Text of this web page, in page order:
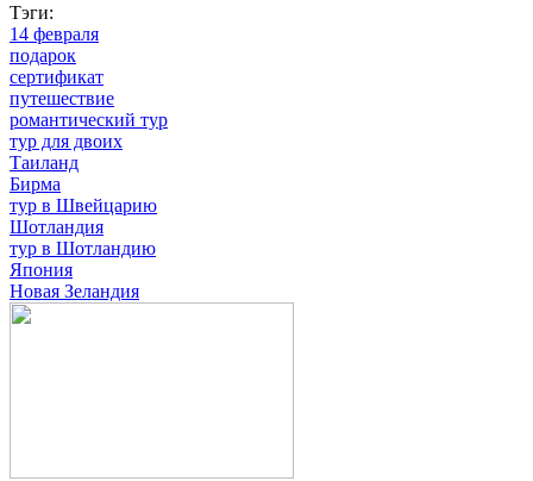
Тэги:
14 февраля
подарок
сертификат
путешествие
романтический тур
тур для двоих
Таиланд
Бирма
тур в Швейцарию
Шотландия
тур в Шотландию
Япония
Новая Зеландия